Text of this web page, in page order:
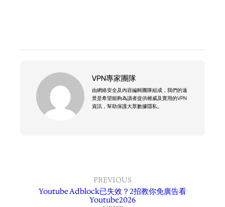
VPN專家團隊
由網絡安全及內容編輯團隊組成，我們的遠
景是希望能夠為讀者提供權威及實用的VPN
資訊，幫助保護大眾數據隱私。
PREVIOUS
Youtube Adblock已失效？2招教你免廣告看
Youtube2026